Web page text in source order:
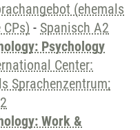
(ehemals
- Spanisch A2
Psychology
Center:
Sprachenzentrum;
Work &